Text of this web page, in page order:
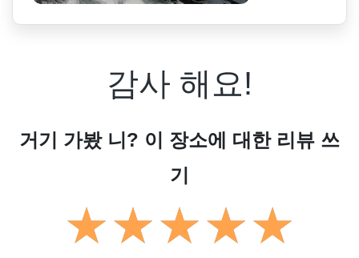
감사 해요!
거기 가봤 니? 이 장소에 대한 리뷰 쓰
기